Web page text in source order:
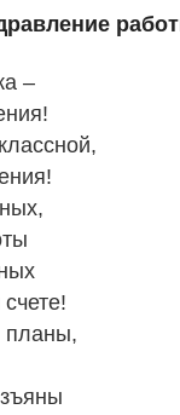
–
планы,